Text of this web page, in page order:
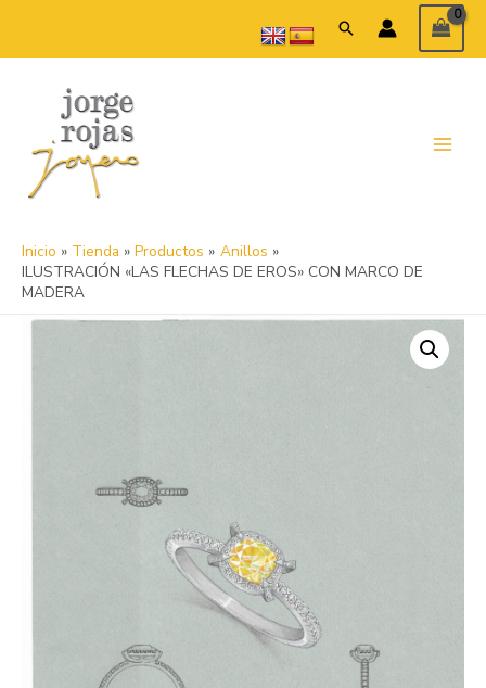
Buscar
Main
Inicio Tienda Productos
Anillos
ILUSTRACIÓN «LAS FLECHAS DE EROS» CON MARCO DE
MADERA